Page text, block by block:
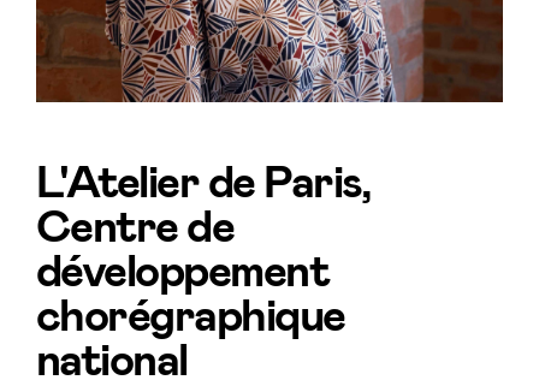
L'Atelier de Paris,
Centre de
développement
chorégraphique
national